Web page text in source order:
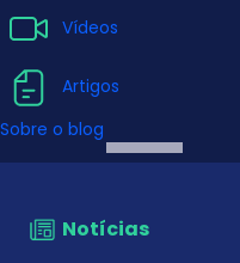
Vídeos
Artigos
Sobre o blog
Notícias